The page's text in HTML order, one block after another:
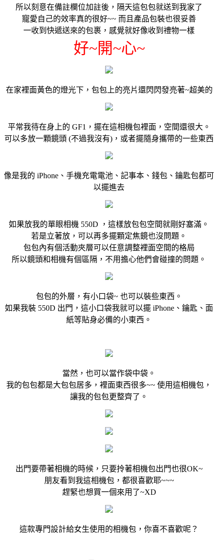
所以刻意在備註欄位加註後，隔天這包包就送到我家了
寵愛自己的效率真的很好~~ 而且產品包裝也很妥善
一收到快遞送來的包裹，感覺就好像收到禮物一樣
好~開~心~
在家裡面黃色的燈光下，包包上的亮片還閃閃發亮著~超美的
平常我待在身上的 GF1，擺在這相機包裡面，空間還很大。
可以多放一顆鏡頭 (不過我沒有)，或者擺隨身攜帶的一些東西
像是我的 iPhone、手機充電電池、記事本、錢包、鑰匙包都可
以擺進去
如果放我的單眼相機 550D ，這樣放包包空間就剛好塞滿。
若是立著放，可以再多擺顆定焦鏡也沒問題。
包包內有個活動夾層可以任意調整裡面空間的格局
所以鏡頭和相機有個區隔，不用擔心他們會碰撞的問題。
包包的外層，有小口袋~ 也可以裝些東西。
如果我裝 550D 出門，這小口袋我就可以擺 iPhone、鑰匙、面
紙等貼身必備的小東西。
當然，也可以當作袋中袋。
我的包包都是大包包居多，裡面東西很多~~ 使用這相機包，
讓我的包包更整齊了。
出門要帶著相機的時候，只要拎著相機包出門也很OK~
朋友看到我這相機包，都很喜歡耶~~~
趕緊也想買一個來用了~XD
這款專門設計給女生使用的相機包，你喜不喜歡呢？